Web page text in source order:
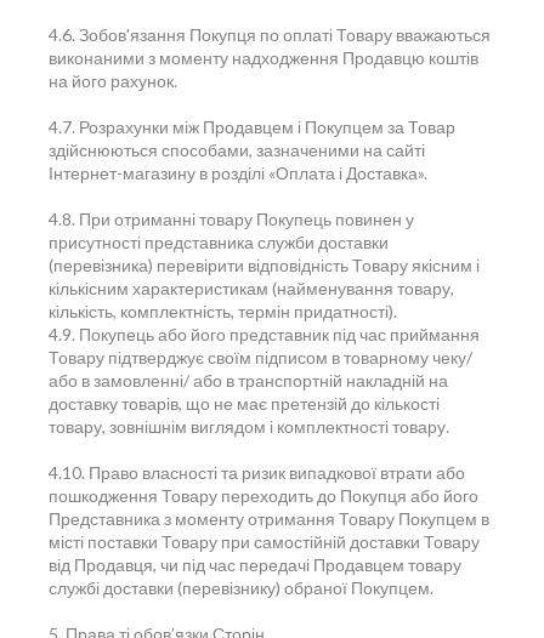
4.6. Зобов'язання Покупця по оплаті Товару вважаються
виконаними з моменту надходження Продавцю коштів
на його рахунок.
4.7. Розрахунки між Продавцем і Покупцем за Товар
здійснюються способами, зазначеними на сайті
Інтернет-магазину в розділі «Оплата і Доставка».
4.8. При отриманні товару Покупець повинен у
присутності представника служби доставки
(перевізника) перевірити відповідність Товару якісним і
кількісним характеристикам (найменування товару,
кількість, комплектність, термін придатності).
4.9. Покупець або його представник під час приймання
Товару підтверджує своїм підписом в товарному чеку/
або в замовленні/ або в транспортній накладній на
доставку товарів, що не має претензій до кількості
товару, зовнішнім виглядом і комплектності товару.
4.10. Право власності та ризик випадкової втрати або
пошкодження Товару переходить до Покупця або його
Представника з моменту отримання Товару Покупцем в
місті поставки Товару при самостійній доставки Товару
від Продавця, чи під час передачі Продавцем товару
службі доставки (перевізнику) обраної Покупцем.
5. Права ті обов’язки Сторін